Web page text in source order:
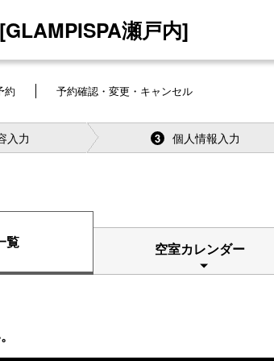
[GLAMPISPA瀬戸内]
約 予約確認・変更・キャンセル
入力 3 個人情報入力
覧 空室カレンダー